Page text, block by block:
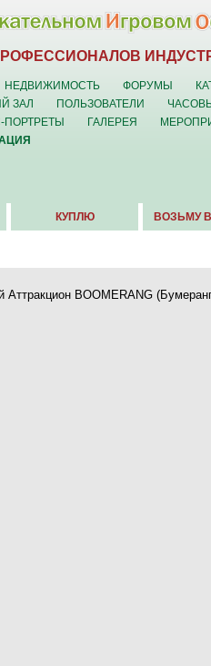
НЕДВИЖИМОСТЬ ФОРУМЫ
ЗАЛ ПОЛЬЗОВАТЕЛИ
ПОРТРЕТЫ ГАЛЕРЕЯ
КУПЛЮ ВОЗЬМУ
BOOMERANG